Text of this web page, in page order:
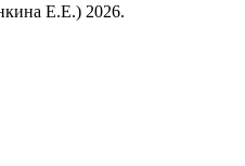
Е.Е.) 2026.